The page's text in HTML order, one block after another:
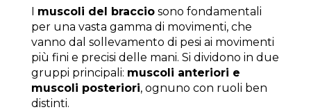
muscoli del bracciosono fondamentali
per una vasta gamma di movimenti, che
vanno dal sollevamento di pesi ai movimenti
più fini e precisi delle mani. Si dividono in due
gruppi principali: muscoli anteriori e
muscoli posteriori, ognuno con ruoli ben
distinti.